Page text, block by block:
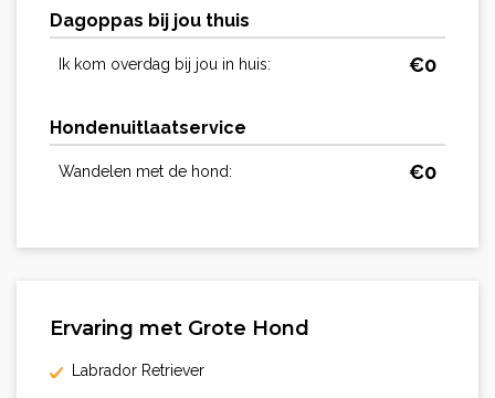
Dagoppas bij jou thuis
Ik kom overdag bij jou in huis: €0
Hondenuitlaatservice
Wandelen met de hond: €0
Ervaring met Grote Hond
Labrador Retriever